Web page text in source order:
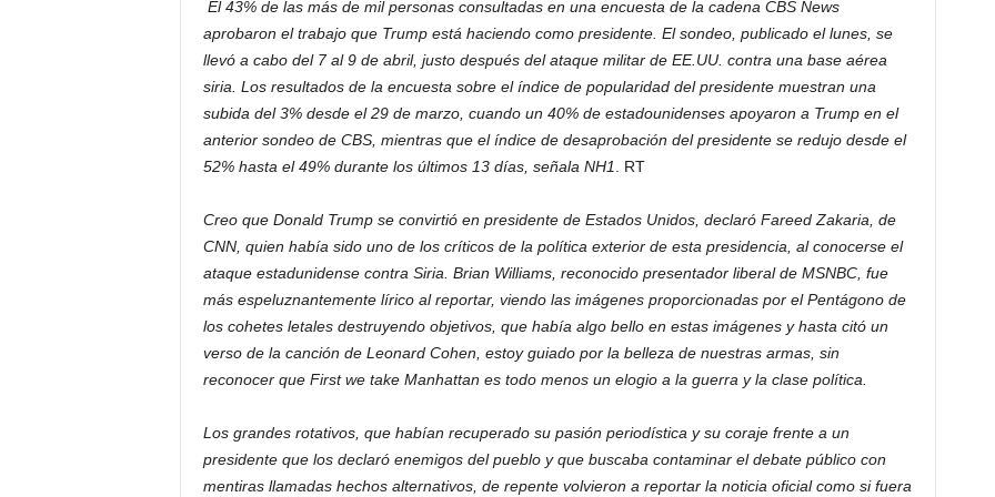
El 43% de las más de mil personas consultadas en una encuesta de la cadena CBS News
aprobaron el trabajo que Trump está haciendo como presidente. El sondeo, publicado el lunes, se
llevó a cabo del 7 al 9 de abril, justo después del ataque militar de EE.UU. contra una base aérea
siria. Los resultados de la encuesta sobre el índice de popularidad del presidente muestran una
subida del 3% desde el 29 de marzo, cuando un 40% de estadounidenses apoyaron a Trump en el
anterior sondeo de CBS, mientras que el índice de desaprobación del presidente se redujo desde el
52% hasta el 49% durante los últimos 13 días, señala NH1 . RT
Creo que Donald Trump se convirtió en presidente de Estados Unidos, declaró Fareed Zakaria, de
CNN, quien había sido uno de los críticos de la política exterior de esta presidencia, al conocerse el
ataque estadunidense contra Siria. Brian Williams, reconocido presentador liberal de MSNBC, fue
más espeluznantemente lírico al reportar, viendo las imágenes proporcionadas por el Pentágono de
los cohetes letales destruyendo objetivos, que había algo bello en estas imágenes y hasta citó un
verso de la canción de Leonard Cohen, estoy guiado por la belleza de nuestras armas, sin
reconocer que First we take Manhattan es todo menos un elogio a la guerra y la clase política.
Los grandes rotativos, que habían recuperado su pasión periodística y su coraje frente a un
presidente que los declaró enemigos del pueblo y que buscaba contaminar el debate público con
mentiras llamadas hechos alternativos, de repente volvieron a reportar la noticia oficial como si fuera